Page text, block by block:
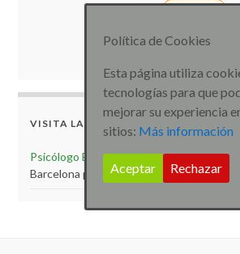
VISITA LA WEB
Psicólogo BarcelonaVisita la web de
Barcelona para más artículos e información
Política de Cookies
Esta página utiliza
tecnologías para que
mejorar su experiencia
sitios: Más información
Aceptar Rechazar